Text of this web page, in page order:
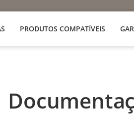
PRODUTOS COMPATÍVEIS